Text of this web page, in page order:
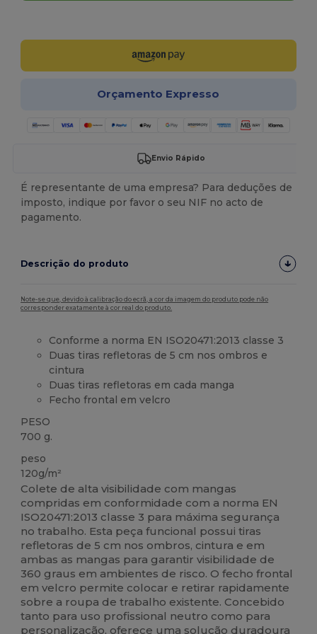
Orçamento Expresso
Envio Rápido
É representante de uma empresa? Para deduções de
imposto, indique por favor o seu NIF no acto de
pagamento.
Descrição do produto
Note-se que, devido à calibração do ecrã, a cor da imagem do produto pode não
corresponder exatamente à cor real do produto.
Conforme a norma EN ISO20471:2013 classe 3
Duas tiras refletoras de 5 cm nos ombros e
cintura
Duas tiras refletoras em cada manga
Fecho frontal em velcro
PESO
700 g.
peso
120g/m²
Colete de alta visibilidade com mangas
compridas em conformidade com a norma EN
ISO20471:2013 classe 3 para máxima segurança
no trabalho. Esta peça funcional possui tiras
refletoras de 5 cm nos ombros, cintura e em
ambas as mangas para garantir visibilidade de
360 graus em ambientes de risco. O fecho frontal
em velcro permite colocar e retirar rapidamente
sobre a roupa de trabalho existente. Concebido
tanto para uso profissional neutro como para
personalização, oferece uma solução duradoura